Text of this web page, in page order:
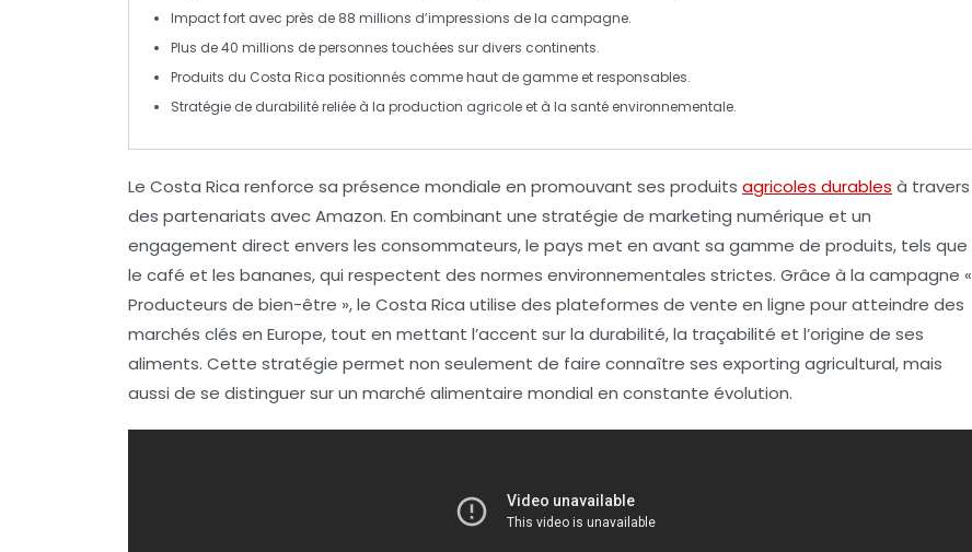
Impact fort avec près de 88 millions d’impressions de la campagne.
Plus de40 millions de personnes touchées sur divers continents.
Produits du Costa Rica positionnés commehaut de gamme et responsables.
Stratégie de durabilité reliée à la production agricole et à la santé environnementale.
Le Costa Rica renforce sa présence mondiale en promouvant ses produits agricoles durables à travers
des partenariats avecAmazon. En combinant une stratégie de marketing numérique et un
engagement direct envers les consommateurs, le pays met en avant sa gamme de produits, tels que
le café et les bananes, qui respectent des normes environnementales strictes. Grâce à la campagne «
Producteurs de bien-être », le Costa Rica utilise des plateformes de vente en ligne pour atteindre des
marchés clés en Europe, tout en mettant l’accent sur la durabilité, la traçabilité et l’origine de ses
aliments. Cette stratégie permet non seulement de faire connaître ses exporting agricultural, mais
aussi de se distinguer sur un marché alimentaire mondial en constante évolution.